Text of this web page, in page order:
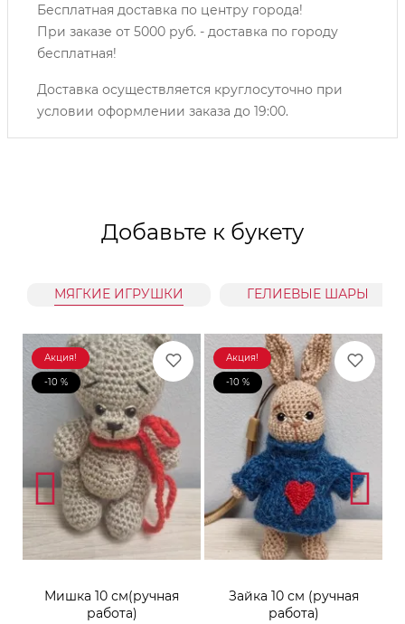
Бесплатная доставка по центру города!
При заказе от 5000 руб. - доставка по городу
бесплатная!
Доставка осуществляется круглосуточно при
условии оформлении заказа до 19:00.
Добавьте к букету
МЯГКИЕ ИГРУШКИ ГЕЛИЕВЫЕ ШАРЫ
Акция!
-10 %
Мишка 10 см(ручная
работа)
Акция!
-10 %
Зайка 10 см (ручная
работа)